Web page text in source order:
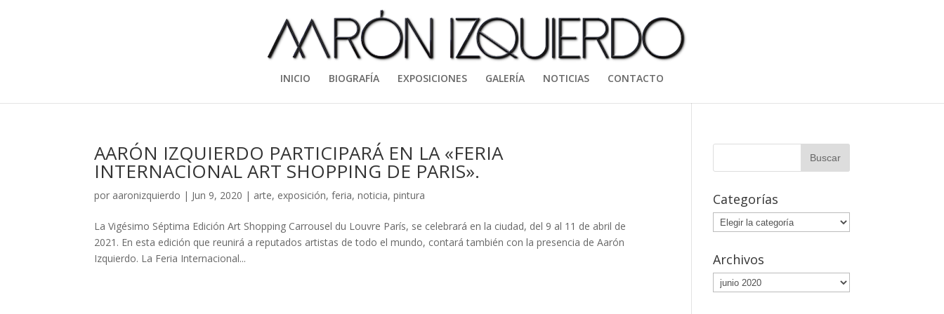
INICIO BIOGRAFÍA EXPOSICIONES GALERÍA NOTICIAS CONTACTO
AARÓN IZQUIERDO PARTICIPARÁ EN LA «FERIA
INTERNACIONAL ART SHOPPING DE PARIS».
por aaronizquierdo | Jun 9, 2020 | arte, exposición,feria,noticia,pintura
La Vigésimo Séptima Edición Art Shopping Carrousel du Louvre París, se celebrará en la ciudad, del 9 al 11 de abril de
2021. En esta edición que reunirá a reputados artistas de todo el mundo, contará también con la presencia de Aarón
Izquierdo. La Feria Internacional...
Categorías
Categorías
Archivos
Archivos